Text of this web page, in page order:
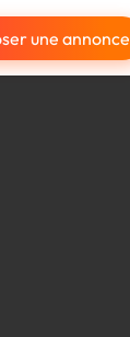
une annonce